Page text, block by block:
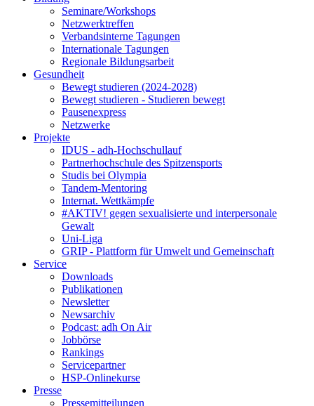
Seminare/Workshops
Netzwerktreffen
Verbandsinterne Tagungen
Internationale Tagungen
Regionale Bildungsarbeit
Gesundheit
Bewegt studieren (2024-2028)
Bewegt studieren - Studieren bewegt
Pausenexpress
Netzwerke
Projekte
IDUS - adh-Hochschullauf
Partnerhochschule des Spitzensports
Studis bei Olympia
Tandem-Mentoring
Internat. Wettkämpfe
#AKTIV! gegen sexualisierte und interpersonale
Gewalt
Uni-Liga
GRIP - Plattform für Umwelt und Gemeinschaft
Service
Downloads
Publikationen
Newsletter
Newsarchiv
Podcast: adh On Air
Jobbörse
Rankings
Servicepartner
HSP-Onlinekurse
Presse
Pressemitteilungen